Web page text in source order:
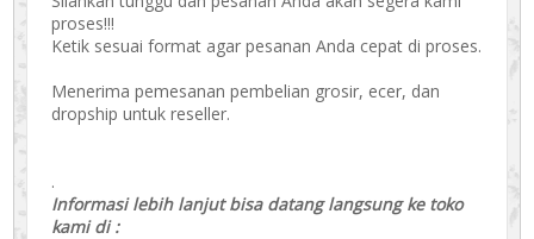
proses!!!
Ketik sesuai format agar pesanan Anda cepat di proses.
Menerima pemesanan pembelian grosir, ecer, dan
dropship untuk reseller.
.
Informasi lebih lanjut bisa datang langsung ke toko
kami di :